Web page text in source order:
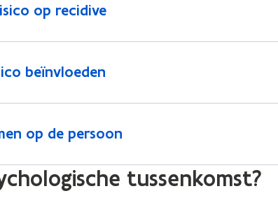
op recidive
beïnvloeden
op de persoon
tussenkomst?